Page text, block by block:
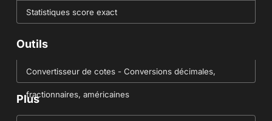
Statistiques score exact
Outils
Convertisseur de cotes - Conversions décimales,
fractionnaires, américaines
Plus